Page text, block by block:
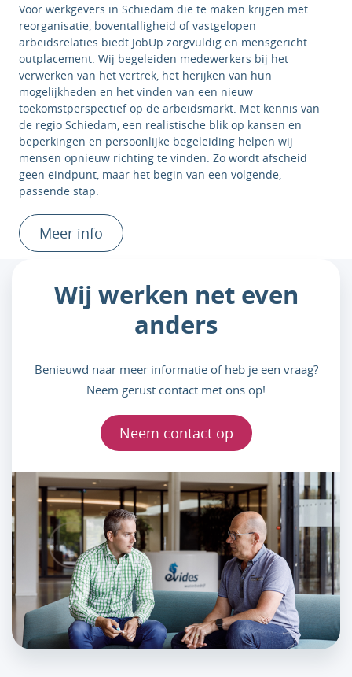
Voor werkgevers in Schiedam die te maken krijgen met
reorganisatie, boventalligheid of vastgelopen
arbeidsrelaties biedt JobUp zorgvuldig en mensgericht
outplacement. Wij begeleiden medewerkers bij het
verwerken van het vertrek, het herijken van hun
mogelijkheden en het vinden van een nieuw
toekomstperspectief op de arbeidsmarkt. Met kennis van
de regio Schiedam, een realistische blik op kansen en
beperkingen en persoonlijke begeleiding helpen wij
mensen opnieuw richting te vinden. Zo wordt afscheid
geen eindpunt, maar het begin van een volgende,
passende stap.
Meer info
Wij werken net even
anders
Benieuwd naar meer informatie of heb je een vraag?
Neem gerust contact met ons op!
Neem contact op